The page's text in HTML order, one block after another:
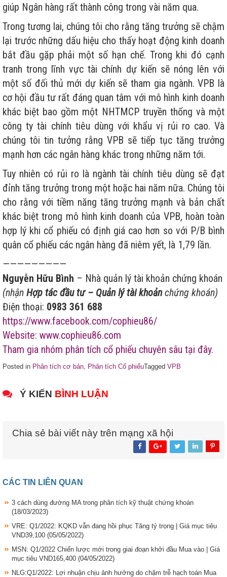
giúp Ngân hàng rất thành công trong vài năm qua.
Trong tương lai, chúng tôi cho rằng tăng trưởng sẽ chậm
lại trước những dấu hiệu cho thấy hoạt động kinh doanh
bắt đầu gặp phải một số hạn chế. Trong khi đó cạnh
tranh trong lĩnh vực tài chính dự kiến sẽ nóng lên với
một số đối thủ mới dự kiến sẽ tham gia ngành. VPB là
cơ hội đầu tư rất đáng quan tâm với mô hình kinh doanh
khác biệt bao gồm một NHTMCP truyền thống và một
công ty tài chính tiêu dùng với khẩu vị rủi ro cao. Và
chúng tôi tin tưởng rằng VPB sẽ tiếp tục tăng trưởng
mạnh hơn các ngân hàng khác trong những năm tới.
Tuy nhiên có rủi ro là ngành tài chính tiêu dùng sẽ đạt
đỉnh tăng trưởng trong một hoặc hai năm nữa. Chúng tôi
cho rằng với tiềm năng tăng trưởng mạnh và bản chất
khác biệt trong mô hình kinh doanh của VPB, hoàn toàn
hợp lý khi cổ phiếu có định giá cao hơn so với P/B bình
quân cổ phiếu các ngân hàng đã niêm yết, là 1,79 lần.
—————————
Nguyễn Hữu Bình – Nhà quản lý tài khoản chứng khoán
(nhận Hợp tác đầu tư – Quản lý tài khoản chứng khoán)
Điện thoại: 0983 361 688
https://www.facebook.com/cophieu86/
Website: www.cophieu86.com
Tham gia nhóm phân tích cổ phiếu chuyên sâu tại đây.
Posted in Phân tích cơ bản Phân tích Cổ phiếuTagged VPB
Ý KIẾN BÌNH LUẬN
Chia sẻ bài viết này trên mạng xã hội
CÁC TIN LIÊN QUAN
3 cách dùng đường MA trong phân tích kỹ thuật chứng khoán
(18/03/2023)
VRE: Q1/2022: KQKD vẫn đang hồi phục Tăng tỷ trọng | Giá mục tiêu
VND39,100 (05/05/2022)
MSN: Q1/2022 Chiến lược mới trong giai đoạn khởi đầu Mua vào | Giá
mục tiêu VND165,400 (04/05/2022)
NLG:Q1/2022: Lợi nhuận chịu ảnh hưởng do chậm trễ hạch toán Mua